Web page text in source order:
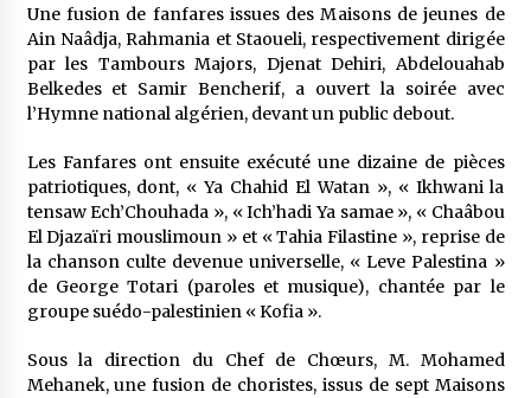
Une fusion de fanfares issues des Maisons de jeunes de
Ain Naâdja, Rahmania et Staoueli, respectivement dirigée
par les Tambours Majors, Djenat Dehiri, Abdelouahab
Belkedes et Samir Bencherif, a ouvert la soirée avec
l’Hymne national algérien, devant un public debout.
Les Fanfares ont ensuite exécuté une dizaine de pièces
patriotiques, dont, « Ya Chahid El Watan », « Ikhwani la
tensaw Ech’Chouhada », « Ich’hadi Ya samae », « Chaâbou
El Djazaïri mouslimoun » et « Tahia Filastine », reprise de
la chanson culte devenue universelle, « Leve Palestina »
de George Totari (paroles et musique), chantée par le
groupe suédo-palestinien « Kofia ».
Sous la direction du Chef de Chœurs, M. Mohamed
Mehanek, une fusion de choristes, issus de sept Maisons